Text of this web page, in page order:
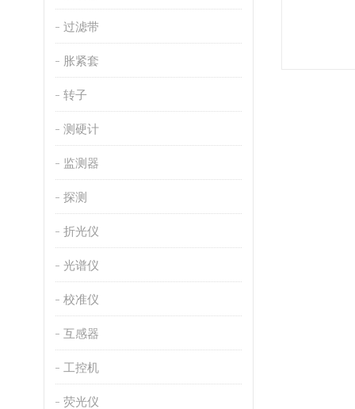
过滤带
胀紧套
转子
测硬计
监测器
探测
折光仪
光谱仪
校准仪
互感器
工控机
荧光仪